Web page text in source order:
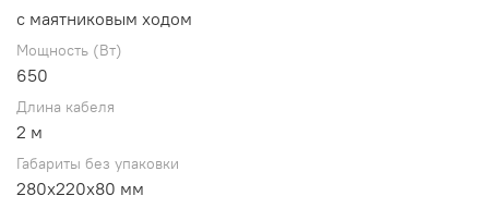
с маятниковым ходом
Мощность (Вт)
650
Длина кабеля
2 м
Габариты без упаковки
280x220x80 мм